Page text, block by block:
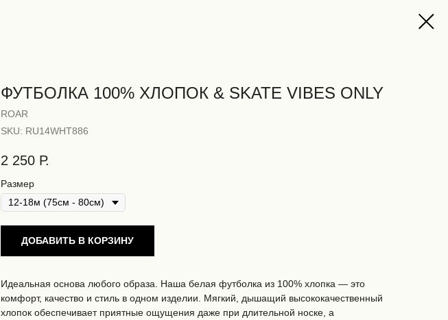
ФУТБОЛКА 100% ХЛОПОК & SKATE VIBES ONLY
ROAR
SKU: RU14WHT886
2 250 Р.
Размер
ДОБАВИТЬ В КОРЗИНУ
Идеальная основа любого образа. Наша белая футболка из 100% хлопка — это
комфорт, качество и стиль в одном изделии. Мягкий, дышащий высококачественный
хлопок обеспечивает приятные ощущения даже при длительной носке, а